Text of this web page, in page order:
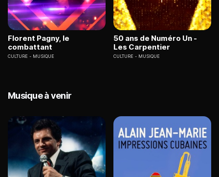
Florent Pagny, le
combattant
CULTURE MUSIQUE
50 ans de Numéro Un -
Les Carpentier
CULTURE MUSIQUE
Musique à venir